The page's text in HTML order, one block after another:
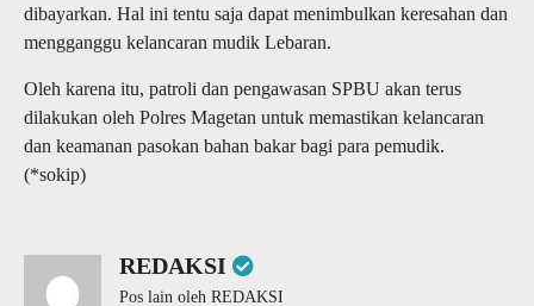
dibayarkan. Hal ini tentu saja dapat menimbulkan keresahan dan
mengganggu kelancaran mudik Lebaran.
Oleh karena itu, patroli dan pengawasan SPBU akan terus
dilakukan oleh Polres Magetan untuk memastikan kelancaran
dan keamanan pasokan bahan bakar bagi para pemudik.
(*sokip)
REDAKSI
Pos lain oleh REDAKSI